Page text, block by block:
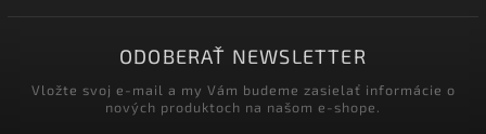
ODOBERAŤ NEWSLETTER
Vložte svoj e-mail a my Vám budeme zasielať informácie o
nových produktoch na našom e-shope.